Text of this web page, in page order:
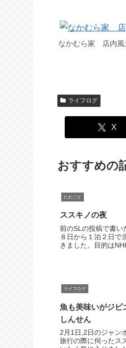
なかむら家 店内風
ライフログ
X
おすすめの
たわごと
ススキノの夜
前のSLの投稿で書い
８日から１泊２日で
きました。目的は
催のツアーに...
ライフログ
魚も美味いがジビ
しんせん
2月1日,2日のジャン
旅行の際に伺ったス